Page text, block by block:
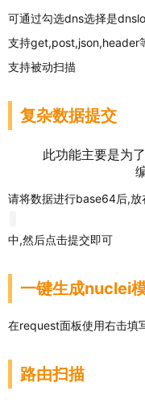
可通过勾选dns选择是
支持get,post,json,header
支持被动扫描
复杂数据提交
此功能主要是为
请将数据进行base64后,放
中,然后点击提交即可
一键生成nuclei
在request面板使用右击填
路由扫描